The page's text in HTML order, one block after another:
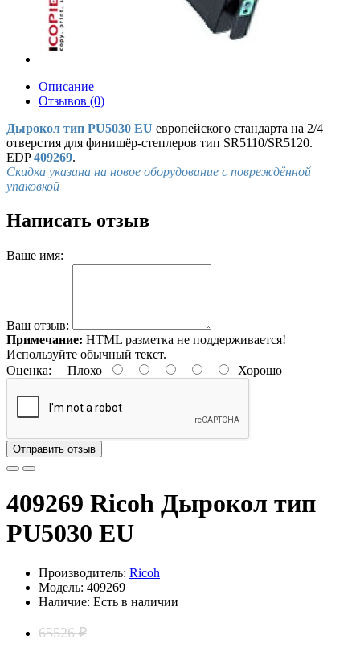
Описание
Отзывов (0)
Дырокол тип PU5030 EU европейского стандарта на 2/4
отверстия для финишёр-степлеров тип SR5110/SR5120.
EDP409269.
Скидка указана на новое оборудование с повреждённой
упаковкой
Написать отзыв
Ваше имя:
Ваш отзыв:
Примечание: HTML разметка не поддерживается!
Используйте обычный текст.
Оценка: Плохо Хорошо
Отправить отзыв
409269 Ricoh Дырокол тип
PU5030 EU
Производитель: Ricoh
Модель: 409269
Наличие: Есть в наличии
65526 ₽